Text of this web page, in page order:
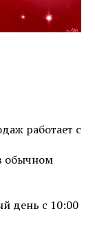
работает с
обычном
день с 10:00